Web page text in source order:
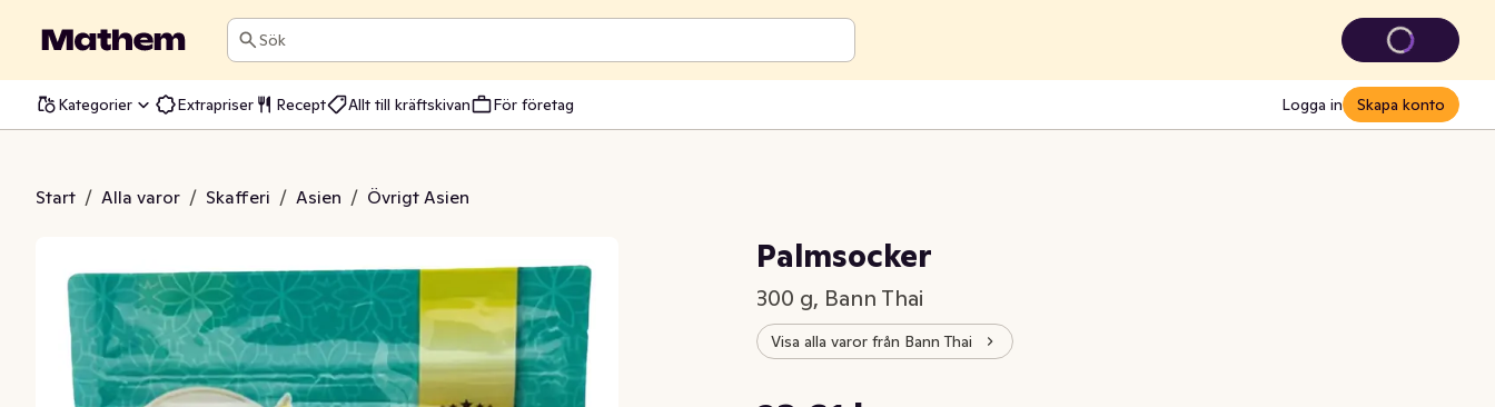
Sök
Kategorier Extrapriser Recept Allt till kräftskivan För företag Logga in Skapa konto
Start / Alla varor / Skafferi / Asien / Övrigt Asien
Palmsocker
300 g, Bann Thai
Visa alla varor från Bann Thai
Styckpris: 78,70 kr /kg